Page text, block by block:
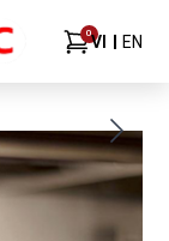
0VI EN